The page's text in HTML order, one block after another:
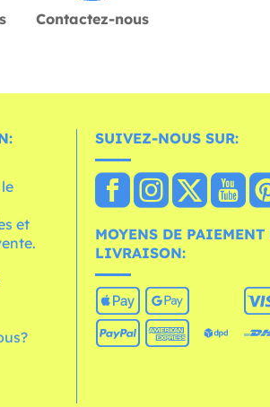
Contactez-nous
et
SUIVEZ-NOUS SUR:
MOYENS DE PAIEMENT
LIVRAISON: